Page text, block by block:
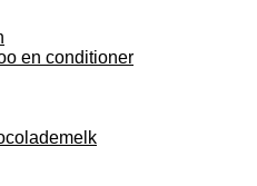
en conditioner